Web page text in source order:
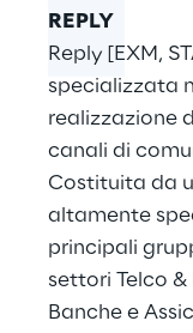
REPLY
Reply [EXM,
specializzata
realizzazione
canali di
Costituita da
altamente
principali
settori Telco &
Banche e